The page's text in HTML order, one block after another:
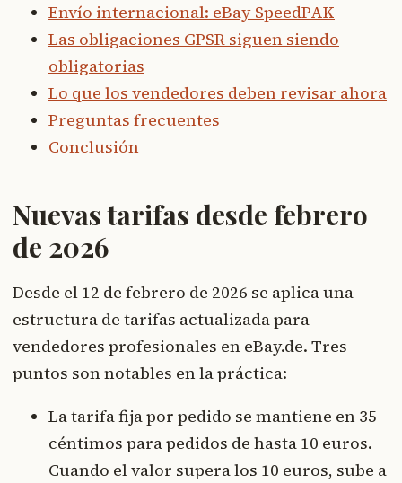
Envío internacional: eBay SpeedPAK
Las obligaciones GPSR siguen siendo
obligatorias
Lo que los vendedores deben revisar ahora
Preguntas frecuentes
Conclusión
Nuevas tarifas desde febrero
de 2026
Desde el 12 de febrero de 2026 se aplica una
estructura de tarifas actualizada para
vendedores profesionales en eBay.de. Tres
puntos son notables en la práctica:
La tarifa fija por pedido se mantiene en 35
céntimos para pedidos de hasta 10 euros.
Cuando el valor supera los 10 euros, sube a